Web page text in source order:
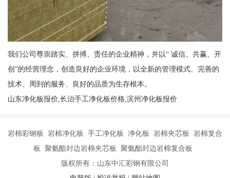
我们公司尊崇踏实、拼搏、责任的企业精神，并以“ 诚信、共赢、开
创”的经营理念，创造良好的企业环境，以全新的管理模式、完善的
技术、周到的服务、良好的品质为生存根本。
山东净化板报价,长治手工净化板价格,滨州净化板报价
岩棉彩钢板 岩棉净化板 手工净化板 净化板 岩棉夹芯板 岩棉复合
板 聚氨酯封边岩棉夹芯板 聚氨酯封边岩棉复合板
版权所有：山东中汇彩钢有限公司